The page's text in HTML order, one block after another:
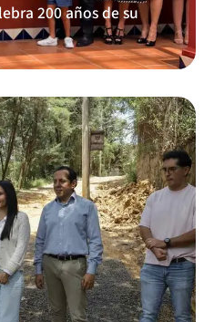
200 años de su